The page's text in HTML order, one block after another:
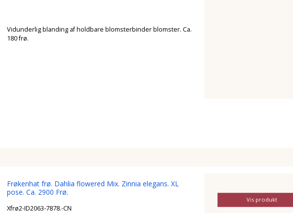
Vidunderlig blanding af holdbare blomsterbinder blomster. Ca.
180 frø.
Frøkenhat frø. Dahlia flowered Mix. Zinnia elegans. XL
pose. Ca. 2900 Frø.
Xfrø2-ID2063-7878.-CN
Vis produkt